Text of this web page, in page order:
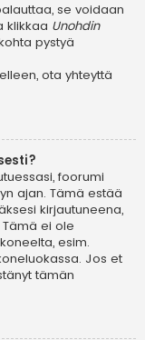
se voidaan
klikkaa Unohdin
pystyä
ota yhteyttä
foorumi
ajan. Tämä estää
kirjautuneena,
ei ole
esim.
Jos et
tämän